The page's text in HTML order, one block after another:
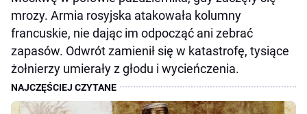
mrozy. Armia rosyjska atakowała kolumny
francuskie, nie dając im odpocząć ani zebrać
zapasów. Odwrót zamienił się w katastrofę, tysiące
żołnierzy umierały z głodu i wycieńczenia.